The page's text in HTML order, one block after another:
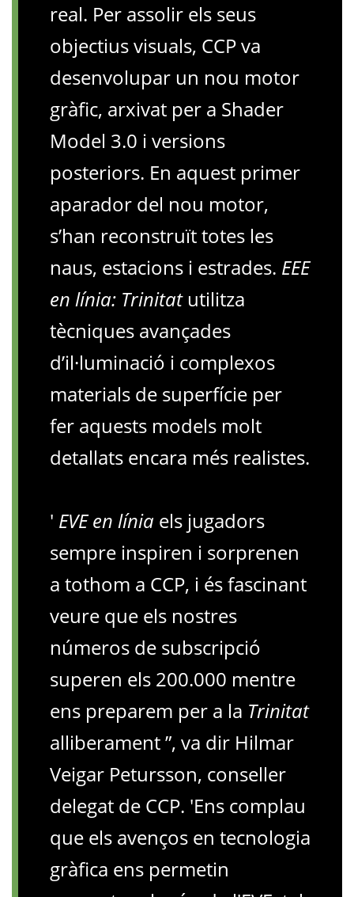
real. Per assolir els seus
objectius visuals, CCP va
desenvolupar un nou motor
gràfic, arxivat per a Shader
Model 3.0 i versions
posteriors. En aquest primer
aparador del nou motor,
s’han reconstruït totes les
naus, estacions i estrades. EEE
en línia: Trinitatutilitza
tècniques avançades
d’il·luminació i complexos
materials de superfície per
fer aquests models molt
detallats encara més realistes.
' EVE en línia els jugadors
sempre inspiren i sorprenen
a tothom a CCP, i és fascinant
veure que els nostres
números de subscripció
superen els 200.000 mentre
ens preparem per a la Trinitat
alliberament ”, va dir Hilmar
Veigar Petursson, conseller
delegat de CCP. 'Ens complau
que els avenços en tecnologia
gràfica ens permetin